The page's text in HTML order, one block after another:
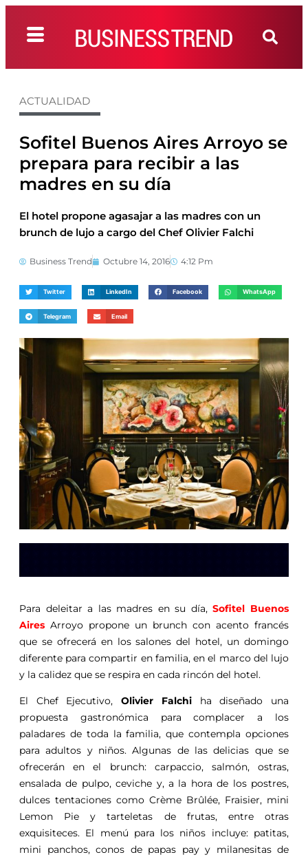
ACTUALIDAD
Sofitel Buenos Aires Arroyo se
prepara para recibir a las
madres en su día
El hotel propone agasajar a las madres con un
brunch de lujo a cargo del Chef Olivier Falchi
Business Trend Octubre 14, 2016 4:12 Pm
Twitter LinkedIn Facebook WhatsApp
Telegram Email
Para deleitar a las madres en su día,Sofitel Buenos
Aires Arroyo propone un brunch con acento francés
que se ofrecerá en los salones del hotel, un domingo
diferente para compartir en familia, en el marco del lujo
y la calidez que se respira en cada rincón del hotel.
El Chef Ejecutivo,Olivier Falchiha diseñado una
propuesta gastronómica para complacer a los
paladares de toda la familia, que contempla opciones
para adultos y niños. Algunas de las delicias que se
ofrecerán en el brunch: carpaccio, salmón, ostras,
ensalada de pulpo, ceviche y, a la hora de los postres,
dulces tentaciones como Crème Brûlée, Fraisier, mini
Lemon Pie y tarteletas de frutas, entre otras
exquisiteces. El menú para los niños incluye: patitas,
mini panchos, conos de papas pay y milanesitas de